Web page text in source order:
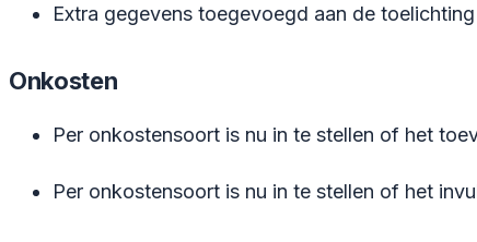
Extra gegevens toegevoegd aan de
Onkosten
Per onkostensoort is nu in te stellen of het
Per onkostensoort is nu in te stellen of het